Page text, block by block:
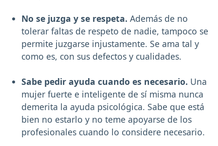
No se juzga y se respeta. Además de no
tolerar faltas de respeto de nadie, tampoco se
permite juzgarse injustamente. Se ama tal y
como es, con sus defectos y cualidades.
Sabe pedir ayuda cuando es necesario. Una
mujer fuerte e inteligente de sí misma nunca
demerita la ayuda psicológica. Sabe que está
bien no estarlo y no teme apoyarse de los
profesionales cuando lo considere necesario.